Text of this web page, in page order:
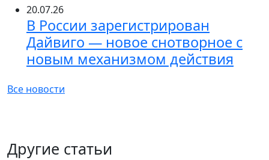
20.07.26
В России зарегистрирован
Дайвиго — новое снотворное с
новым механизмом действия
Все новости
Другие статьи